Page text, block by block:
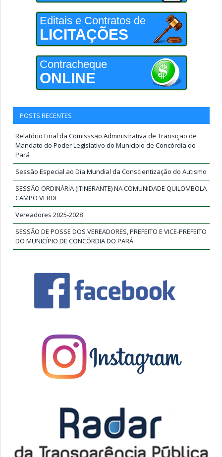
Editais e Contratos de
LICITAÇÕES
Contracheque
ONLINE
POSTS RECENTES
Relatório Final da Comisssão Administrativa de Transição de
Mandato do Poder Legislativo do Município de Concórdia do
Pará
Sessão Especial ao Dia Mundial da Conscientização do Autismo
SESSÃO ORDINÁRIA (ITINERANTE) NA COMUNIDADE QUILOMBOLA
CAMPO VERDE
Vereadores 2025-2028
SESSÃO DE POSSE DOS VEREADORES, PREFEITO E VICE-PREFEITO
DO MUNICÍPIO DE CONCÓRDIA DO PARÁ